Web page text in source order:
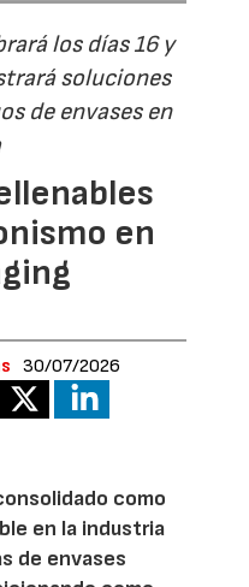
los días 16 y
soluciones
de envases en
en
30/07/2026
como
en la industria
de envases